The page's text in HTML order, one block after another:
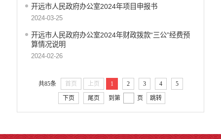
开远市残疾人联合会
云南省开远市工商业联合会
开远市红十字会
开远市乐白道街道办事处
开远市灵泉街道办事处
开远市中和营镇人民政府
开远市羊街乡人民政府
中国民主同盟开远市委员会
开远市人民政府办公室2024年项目申报书
2024-03-25
开远市人民政府办公室2024年财政拨款“三公”经费预
算情况说明
2024-02-26
共85条 首页 上页 1 2 3 4 5
下页 尾页 到第 页 跳转